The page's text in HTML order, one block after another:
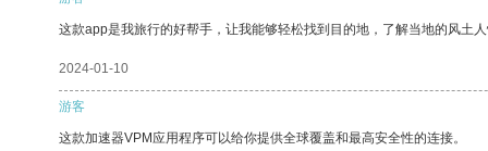
这款app是我旅行的好帮手，让我能够轻松找到目的地，了解当地的风土
2024-01-10
游客
这款加速器VPM应用程序可以给你提供全球覆盖和最高安全性的连接。